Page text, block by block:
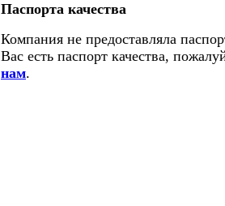
Паспорта качества
Компания не предоставляла
Вас есть паспорт качества,
нам.